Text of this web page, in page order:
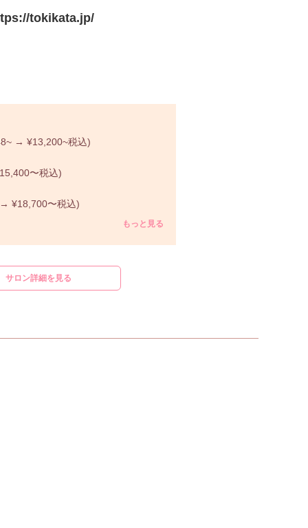
tokikata.jp/
→ ¥13,200~税込)
〜税込)
¥18,700〜税込)
もっと見る
サロン詳細を見る